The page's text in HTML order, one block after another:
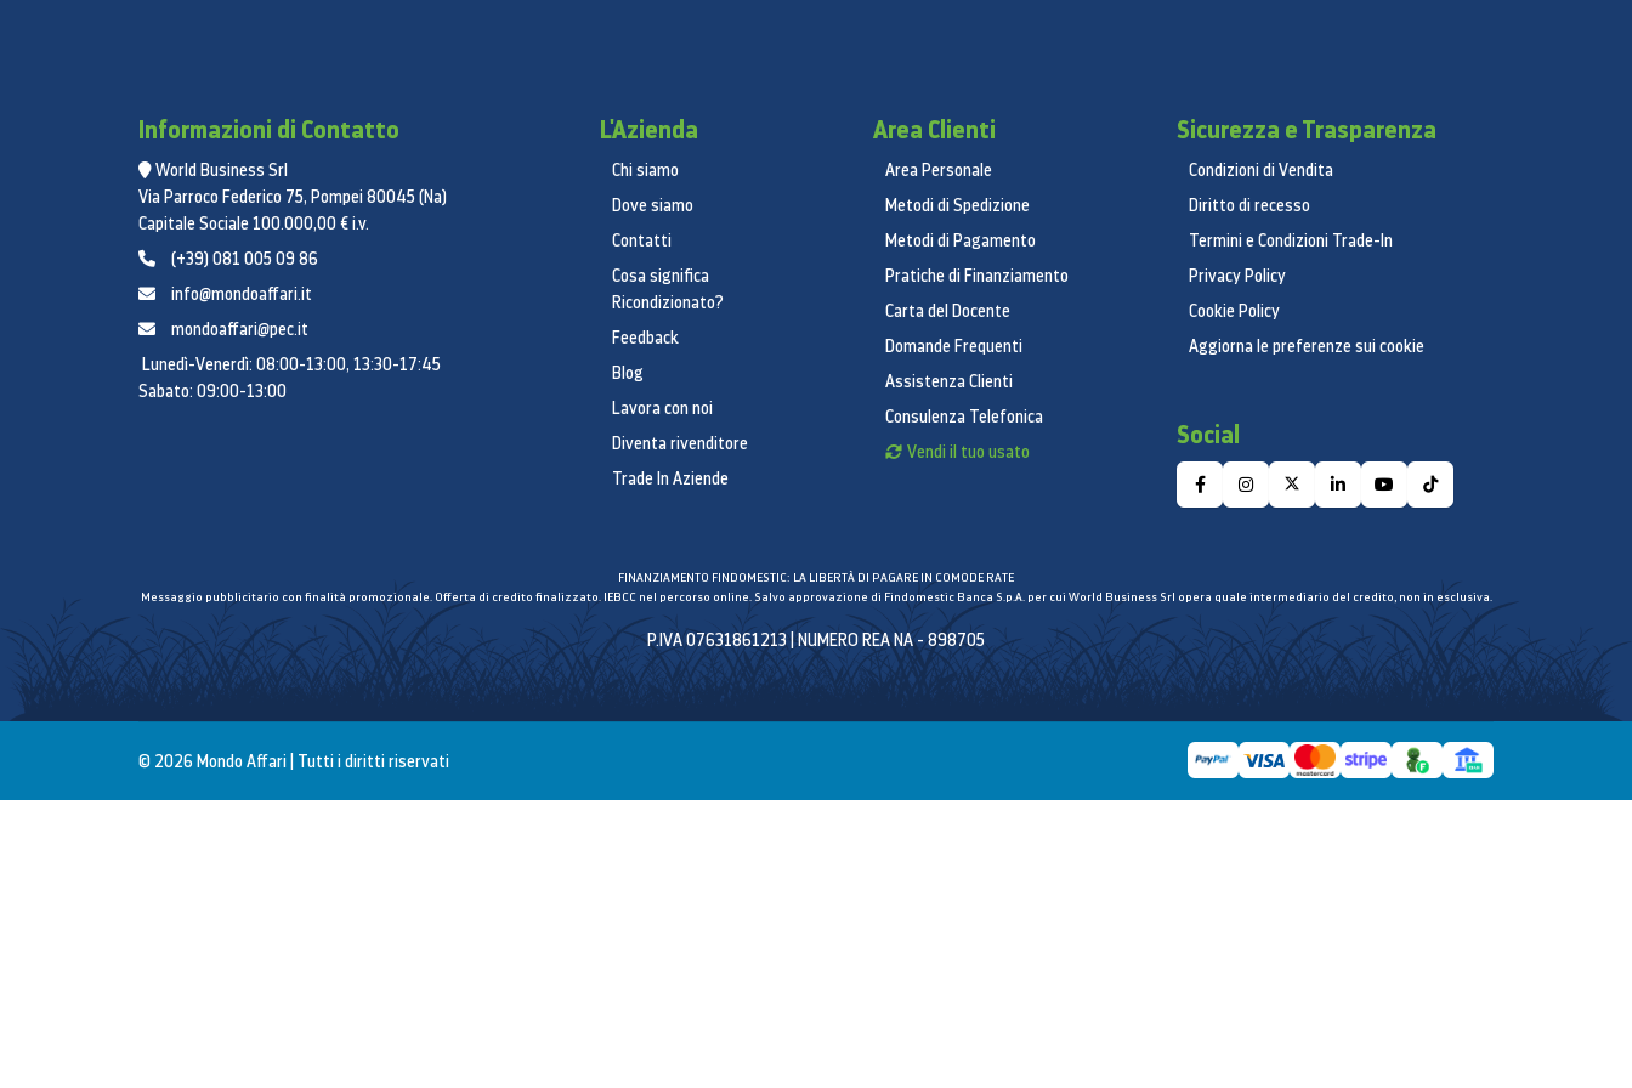
Informazioni di Contatto
World Business Srl
Via Parroco Federico 75, Pompei 80045 (Na)
Capitale Sociale 100.000,00 € i.v.
(+39) 081 005 09 86
info@mondoaffari.it
mondoaffari@pec.it
Lunedì-Venerdì: 08:00-13:00, 13:30-17:45
Sabato: 09:00-13:00
L'Azienda
Chi siamo
Dove siamo
Contatti
Cosa significa
Ricondizionato?
Feedback
Blog
Lavora con noi
Diventa rivenditore
Trade In Aziende
Area Clienti
Area Personale
Metodi di Spedizione
Metodi di Pagamento
Pratiche di Finanziamento
Carta del Docente
Domande Frequenti
Assistenza Clienti
Consulenza Telefonica
Vendi il tuo usato
Sicurezza e Trasparenza
Condizioni di Vendita
Diritto di recesso
Termini e Condizioni Trade-In
Privacy Policy
Cookie Policy
Aggiorna le preferenze sui cookie
Social
FINANZIAMENTO FINDOMESTIC: LA LIBERTÀ DI PAGARE IN COMODE RATE
Messaggio pubblicitario con finalità promozionale. Offerta di credito finalizzato. IEBCC nel percorso online. Salvo approvazione di Findomestic Banca S.p.A. per cui World Business Srl opera quale intermediario del credito, non in esclusiva.
P.IVA 07631861213 | NUMERO REA NA - 898705
© 2026 Mondo Affari | Tutti i diritti riservati